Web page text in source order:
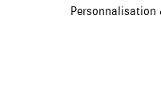
Personnalisation